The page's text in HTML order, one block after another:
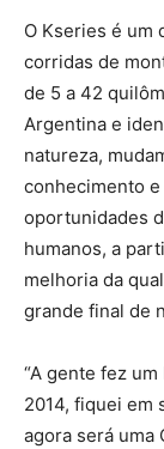
O Kseries é um
corridas de
de 5 a 42
Argentina e
natureza,
conhecimento
oportunidades
humanos, a
melhoria da
grande final de
“A gente fez
2014, fiquei em
agora será uma